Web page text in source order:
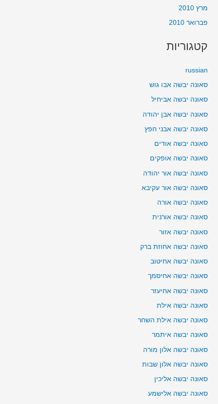
מרץ 2010
פברואר 2010
קטגוריות
russian
סאונה יבשה אבו גוש
סאונה יבשה אביחיל
סאונה יבשה אבן יהודה
סאונה יבשה אבני חפץ
סאונה יבשה אודים
סאונה יבשה אופקים
סאונה יבשה אור יהודה
סאונה יבשה אור עקיבא
סאונה יבשה אורה
סאונה יבשה אורנית
סאונה יבשה אזור
סאונה יבשה אחוזת ברק
סאונה יבשה אחיטוב
סאונה יבשה אחיסמך
סאונה יבשה אחיעזר
סאונה יבשה אילת
סאונה יבשה אילת השחר
סאונה יבשה איתמר
סאונה יבשה אלון מורה
סאונה יבשה אלון שבות
סאונה יבשה אליכין
סאונה יבשה אלישמע